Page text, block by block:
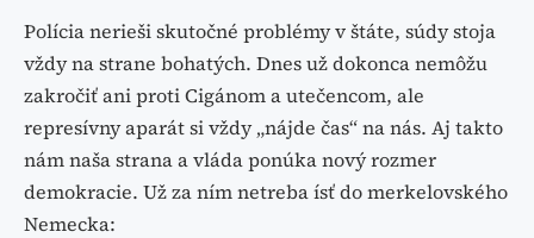
Polícia nerieši skutočné problémy v štáte, súdy stoja
vždy na strane bohatých. Dnes už dokonca nemôžu
zakročiť ani proti Cigánom a utečencom, ale
represívny aparát si vždy „nájde čas“ na nás. Aj takto
nám naša strana a vláda ponúka nový rozmer
demokracie. Už za ním netreba ísť do merkelovského
Nemecka: